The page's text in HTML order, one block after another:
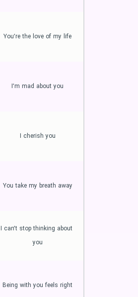
You’re the love of my life
I’m mad about you
I cherish you
You take my breath away
I can’t stop thinking about
you
Being with you feels right